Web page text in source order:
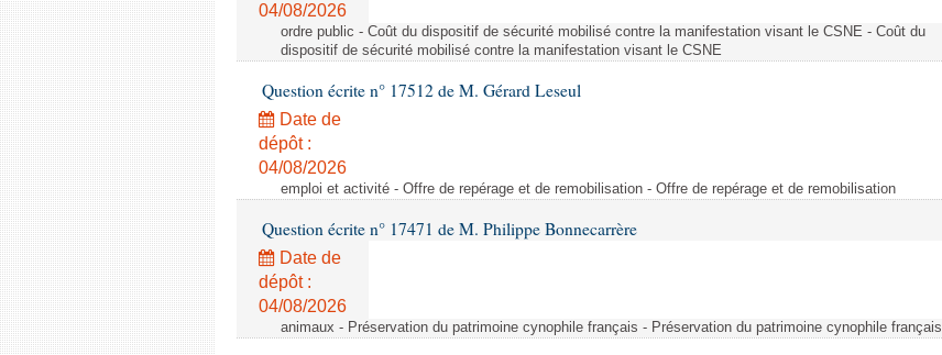
04/08/2026
ordre public - Coût du dispositif de sécurité mobilisé contre la manifestation visant le CSNE - Coût du
dispositif de sécurité mobilisé contre la manifestation visant le CSNE
Question écrite n° 17512 de M. Gérard Leseul
Date de
dépôt :
04/08/2026
emploi et activité - Offre de repérage et de remobilisation - Offre de repérage et de remobilisation
Question écrite n° 17471 de M. Philippe Bonnecarrère
Date de
dépôt :
04/08/2026
animaux - Préservation du patrimoine cynophile français - Préservation du patrimoine cynophile français